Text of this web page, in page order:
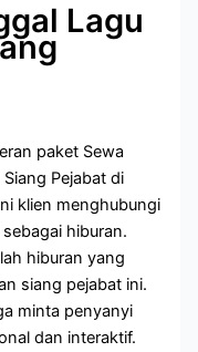
Lagu
paket Sewa
Pejabat di
klien menghubungi
hiburan.
hiburan yang
siang pejabat ini.
minta penyanyi
dan interaktif.